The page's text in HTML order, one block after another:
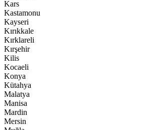
Kars
Kastamonu
Kayseri
Kırıkkale
Kırklareli
Kırşehir
Kilis
Kocaeli
Konya
Kütahya
Malatya
Manisa
Mardin
Mersin